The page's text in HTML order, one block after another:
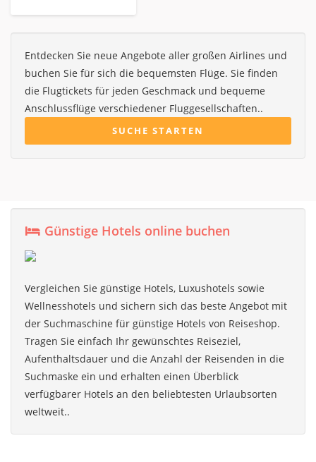
Entdecken Sie neue Angebote aller großen Airlines und
buchen Sie für sich die bequemsten Flüge. Sie finden
die Flugtickets für jeden Geschmack und bequeme
Anschlussflüge verschiedener Fluggesellschaften..
SUCHE STARTEN
Günstige Hotels online buchen
Vergleichen Sie günstige Hotels, Luxushotels sowie
Wellnesshotels und sichern sich das beste Angebot mit
der Suchmaschine für günstige Hotels von Reiseshop.
Tragen Sie einfach Ihr gewünschtes Reiseziel,
Aufenthaltsdauer und die Anzahl der Reisenden in die
Suchmaske ein und erhalten einen Überblick
verfügbarer Hotels an den beliebtesten Urlaubsorten
weltweit..